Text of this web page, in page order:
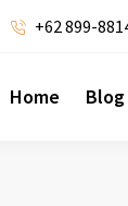
+62 899-
Home Blog